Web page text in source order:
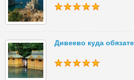
Дивеево куда